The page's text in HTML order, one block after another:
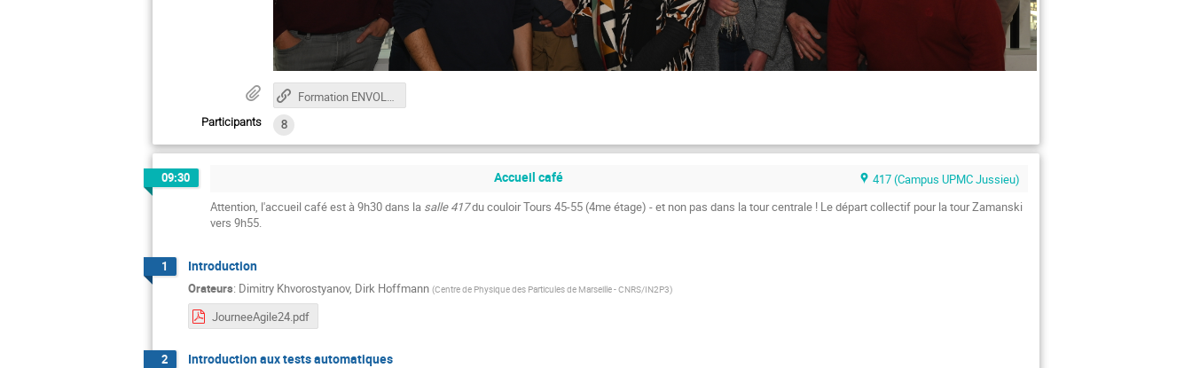
Participants 8
09:30 Accueil café
417 (Campus UPMC Jussieu)
Attention, l'accueil café est à 9h30 dans la salle 417du couloir Tours 45-55 (4me étage) - et non pas dans la tour centrale ! Le départ collectif pour la tour Zamanski
vers 9h55.
1 Introduction
Orateurs: Dimitry Khvorostyanov, Dirk Hoffmann (Centre de Physique des Particules de Marseille - CNRS/IN2P3)
JourneeAgile24.pdf
2 Introduction aux tests automatiques